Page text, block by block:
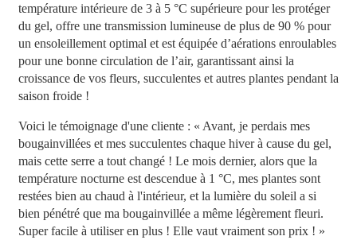
température intérieure de 3 à 5 °C supérieure pour les protéger
du gel, offre une transmission lumineuse de plus de 90 % pour
un ensoleillement optimal et est équipée d’aérations enroulables
pour une bonne circulation de l’air, garantissant ainsi la
croissance de vos fleurs, succulentes et autres plantes pendant la
saison froide !
Voici le témoignage d'une cliente : « Avant, je perdais mes
bougainvillées et mes succulentes chaque hiver à cause du gel,
mais cette serre a tout changé ! Le mois dernier, alors que la
température nocturne est descendue à 1 °C, mes plantes sont
restées bien au chaud à l'intérieur, et la lumière du soleil a si
bien pénétré que ma bougainvillée a même légèrement fleuri.
Super facile à utiliser en plus ! Elle vaut vraiment son prix ! »